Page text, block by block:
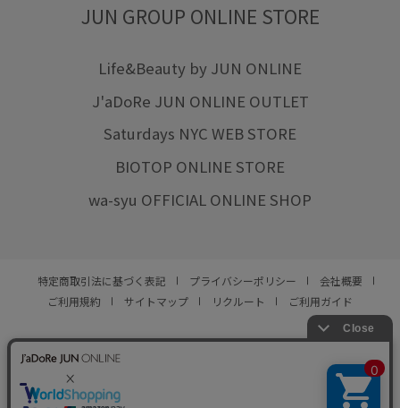
JUN GROUP ONLINE STORE
Life&Beauty by JUN ONLINE
J'aDoRe JUN ONLINE OUTLET
Saturdays NYC WEB STORE
BIOTOP ONLINE STORE
wa-syu OFFICIAL ONLINE SHOP
特定商取引法に基づく表記 プライバシーポリシー
会社概要
ご利用規約
サイトマップ リクルート ご利用ガイド
© JUN CO.,LTD. ALL RIGHTS RESERVED.